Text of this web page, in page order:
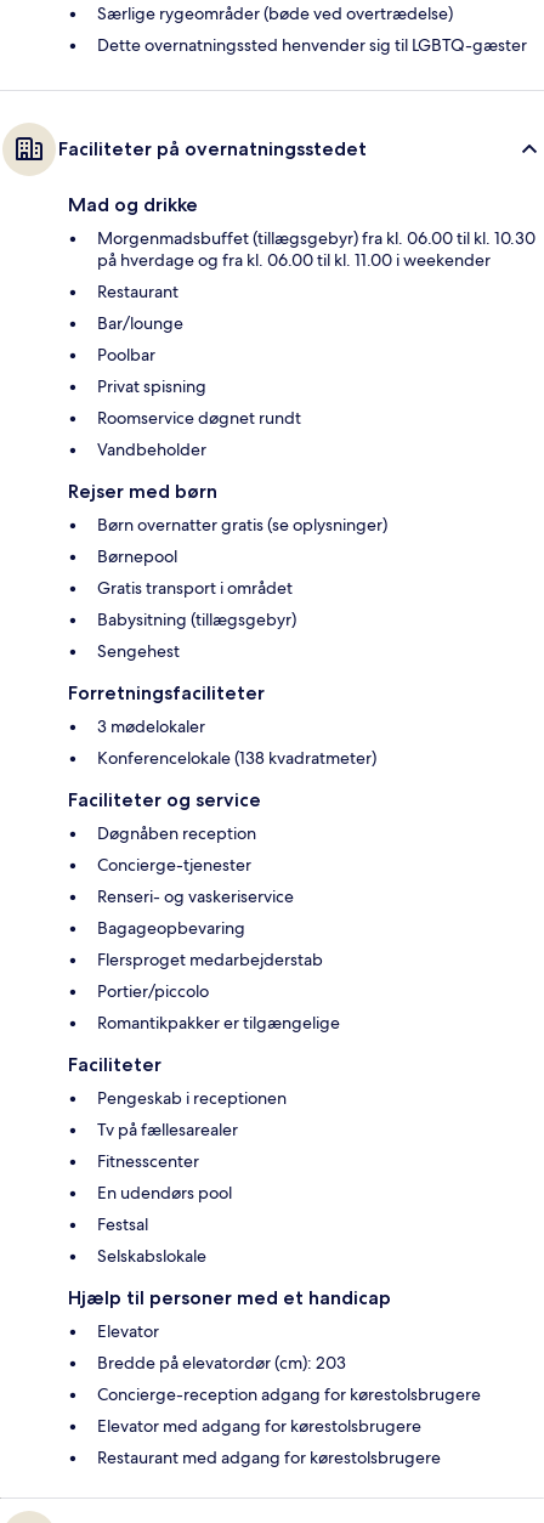
Særlige rygeområder (bøde ved overtrædelse)
Dette overnatningssted henvender sig til LGBTQ-gæster
Faciliteter på overnatningsstedet
Mad og drikke
Morgenmadsbuffet (tillægsgebyr) fra kl. 06.00 til kl. 10.30
på hverdage og fra kl. 06.00 til kl. 11.00 i weekender
Restaurant
Bar/lounge
Poolbar
Privat spisning
Roomservice døgnet rundt
Vandbeholder
Rejser med børn
Børn overnatter gratis (se oplysninger)
Børnepool
Gratis transport i området
Babysitning (tillægsgebyr)
Sengehest
Forretningsfaciliteter
3 mødelokaler
Konferencelokale (138 kvadratmeter)
Faciliteter og service
Døgnåben reception
Concierge-tjenester
Renseri- og vaskeriservice
Bagageopbevaring
Flersproget medarbejderstab
Portier/piccolo
Romantikpakker er tilgængelige
Faciliteter
Pengeskab i receptionen
Tv på fællesarealer
Fitnesscenter
En udendørs pool
Festsal
Selskabslokale
Hjælp til personer med et handicap
Elevator
Bredde på elevatordør (cm): 203
Concierge-reception adgang for kørestolsbrugere
Elevator med adgang for kørestolsbrugere
Restaurant med adgang for kørestolsbrugere